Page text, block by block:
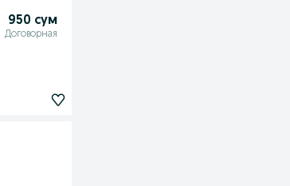
950 сум
Договорная